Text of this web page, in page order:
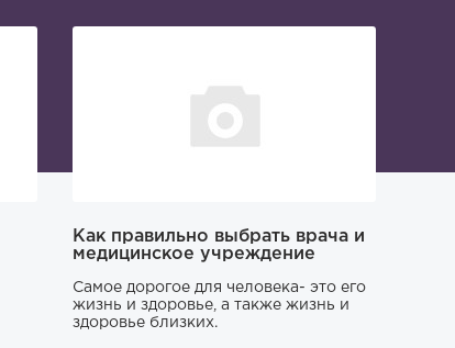
Как правильно выбрать врача и
медицинское учреждение
Самое дорогое для человека- это его
жизнь и здоровье, а также жизнь и
здоровье близких.